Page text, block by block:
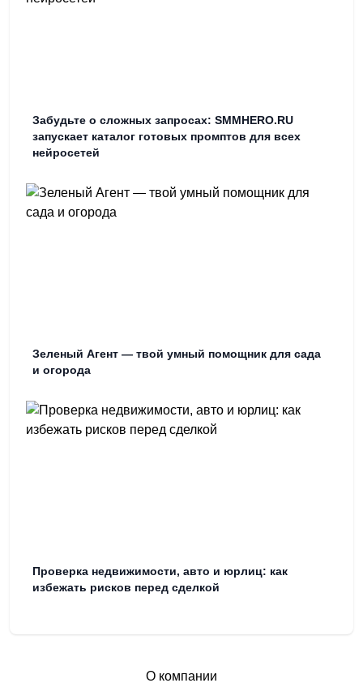
Забудьте о сложных запросах: SMMHERO.RU
запускает каталог готовых промптов для всех
нейросетей
Зеленый Агент — твой умный помощник для сада
и огорода
Проверка недвижимости, авто и юрлиц: как
избежать рисков перед сделкой
О компании